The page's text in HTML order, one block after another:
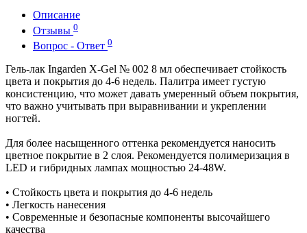
Описание
Отзывы 0
Вопрос - Ответ 0
Гель-лак Ingarden X-Gel № 002 8 мл обеспечивает стойкость
цвета и покрытия до 4-6 недель. Палитра имеет густую
консистенцию, что может давать умеренный объем покрытия,
что важно учитывать при выравнивании и укреплении
ногтей.
Для более насыщенного оттенка рекомендуется наносить
цветное покрытие в 2 слоя. Рекомендуется полимеризация в
LED и гибридных лампах мощностью 24-48W.
• Стойкость цвета и покрытия до 4-6 недель
• Легкость нанесения
• Современные и безопасные компоненты высочайшего
качества